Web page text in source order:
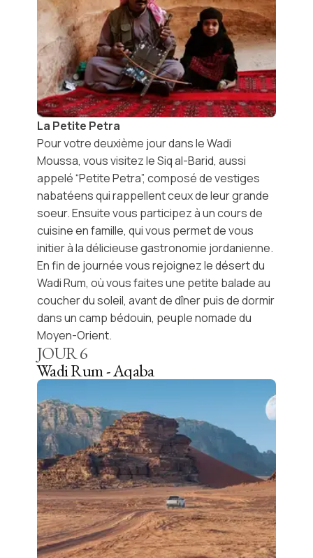
La Petite Petra
Pour votre deuxième jour dans leWadi
Moussa, vous visitez le Siq al-Barid, aussi
appelé “Petite Petra”, composé de vestiges
nabatéens qui rappellent ceux de leur grande
soeur. Ensuite vous participez à un cours de
cuisine en famille, qui vous permet de vous
initier à la délicieuse gastronomie jordanienne.
En fin de journée vous rejoignez ledésert du
Wadi Rum, où vous faites une petite balade au
coucher du soleil, avant de dîner puis de dormir
dans un camp bédouin, peuple nomade du
Moyen-Orient.
JOUR6
Wadi Rum - Aqaba